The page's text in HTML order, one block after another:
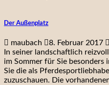
Der Außenplatz
maubach 8. Februar 2017
In seiner landschaftlich
im Sommer für Sie besonders
Sie die als
zuzuschauen. Die